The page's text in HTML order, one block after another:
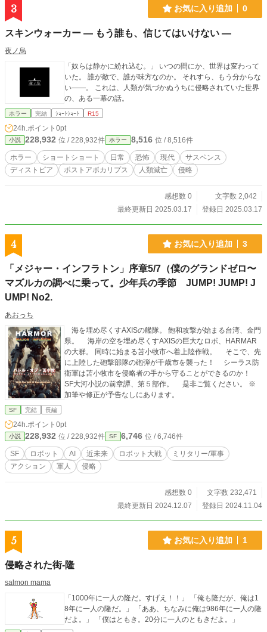
3 お気に入り追加 0
スキンウォーカー ― もう誰も、信じてはいけない ―
夜ノ烏
「奴らは静かに紛れ込む。」 いつの間にか、世界は変わって
いた。 誰が敵で、誰が味方なのか。 それすら、もう分からな
い——。 これは、人類が気づかぬうちに侵略されていた世界
の、ある一幕の話。
ホラー 完結 ｼｮｰﾄｼｮｰﾄ R15
24h.ポイント 0pt
小説 228,932 位 / 228,932件 ホラー 8,516 位 / 8,516件
ホラー ショートショート 日常 恐怖 現代
サスペンス
ディストピア
ポストアポカリプス 人類滅亡 侵略
感想数 0
文字数 2,042
最終更新日 2025.03.17
登録日 2025.03.17
4 お気に入り追加 3
「メジャー・インフラトン」序章5/7（僕のグランドゼロ〜
マズルカの調べに乗って。少年兵の季節 JUMP! JUMP! J
UMP! No2.
あおっち
海を埋め尽くすAXISの艦隊。 飽和攻撃が始まる台湾、金門
県。 海岸の空を埋め尽くすAXISの巨大なロボ、HARMAR
の大群。 同時に始まる苫小牧市へ着上陸作戦。 そこで、先
に上陸した砲撃部隊の砲弾が千歳市を襲った！ シーラス防
衛軍は苫小牧市を侵略者の手から守ることができるのか！
SF大河小説の前章譚、第５部作。 是非ご覧ください。 ※
加筆や修正が予告なしにあります。
SF 完結 長編
24h.ポイント 0pt
小説 228,932 位 / 228,932件 SF 6,746 位 / 6,746件
SF ロボット AI 近未来 ロボット大戦
ミリタリー/軍事
アクション
軍人 侵略
感想数 0
文字数 232,471
最終更新日 2024.12.07
登録日 2024.11.04
5 お気に入り追加 1
侵略された街-隆
salmon mama
「1000年に一人の隆だ。すげえ！！」 「俺も隆だが、俺は1
8年に一人の隆だ。」 「ああ、ちなみに俺は986年に一人の隆
だよ。」 「僕はともき。20分に一人のともきだよ。」